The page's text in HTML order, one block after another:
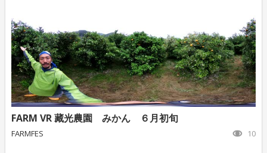
FARM VR 藏光農園 みかん ６月初旬
FARMFES 10